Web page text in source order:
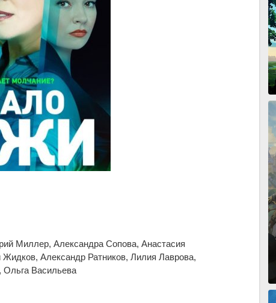
Миллер, Александра Сопова, Анастасия
Александр Ратников, Лилия Лаврова,
Ольга Васильева